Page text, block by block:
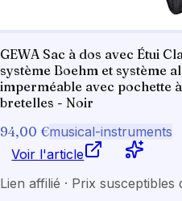
GEWA Sac à dos avec Étui
système Boehm et système
imperméable avec pochette
bretelles - Noir
94,00 €musical-instruments
Voir l'article
Lien affilié · Prix susceptibles